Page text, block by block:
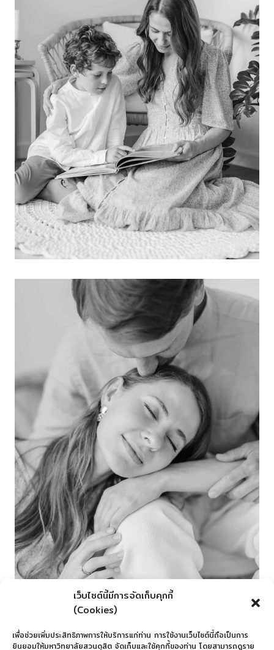
เว็บไซต์นี้มีการจัดเก็บคุกกี้
(Cookies)
เพื่อช่วยเพิ่มประสิทธิภาพการให้บริการแก่ท่าน การใช้งานเว็บไซต์นี้ถือเป็นการ
ยินยอมให้มหาวิทยาลัยสวนดุสิต จัดเก็บและใช้คุกกี้ของท่าน โดยสามารถดูราย